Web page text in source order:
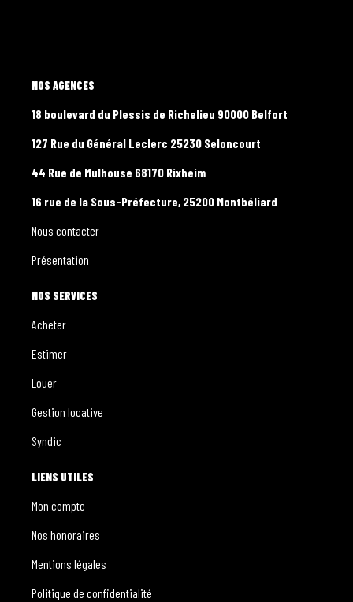
L'AGENCE
18 boulevard du Plessis de Richelieu 90000 Belfort
127 Rue du Général Leclerc 25230 Seloncourt
44 Rue de Mulhouse 68170 Rixheim
16 rue de la Sous-Préfecture, 25200 Montbéliard
Nous contacter
Présentation
NOS SERVICES
Acheter
Estimer
Louer
Gestion locative
Syndic
LIENS UTILES
Mon compte
Nos honoraires
Mentions légales
Politique de confidentialité